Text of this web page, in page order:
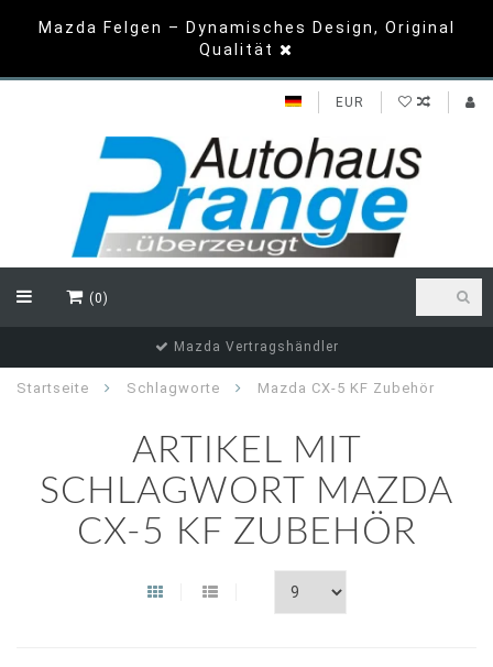
Mazda Felgen – Dynamisches Design, Original
Qualität
EUR
(0)
Mazda Vertragshändler
Startseite Schlagworte Mazda CX-5 KF Zubehör
ARTIKEL MIT
SCHLAGWORT MAZDA
CX-5 KF ZUBEHÖR